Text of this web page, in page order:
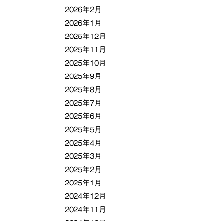
2026年2月
2026年1月
2025年12月
2025年11月
2025年10月
2025年9月
2025年8月
2025年7月
2025年6月
2025年5月
2025年4月
2025年3月
2025年2月
2025年1月
2024年12月
2024年11月